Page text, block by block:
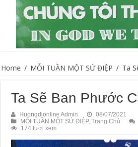
Home / MỖI TUẦN MỘT SỨ ĐIỆP / Ta
Ta Sẽ Ban Phước
Huongdionline Admin
08/07/2021
MỖI TUẦN MỘT SỨ ĐIỆP,Trang Chủ
174 lượt xem